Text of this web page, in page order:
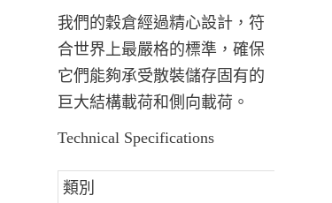
我們的穀倉經過精心設計，符
合世界上最嚴格的標準，確保
它們能夠承受散裝儲存固有的
巨大結構載荷和側向載荷。
Technical Specifications
類別